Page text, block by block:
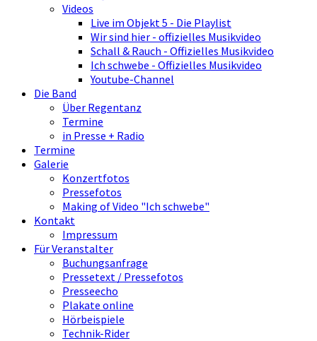
Videos
Live im Objekt 5 - Die Playlist
Wir sind hier - offizielles Musikvideo
Schall & Rauch - Offizielles Musikvideo
Ich schwebe - Offizielles Musikvideo
Youtube-Channel
Die Band
Über Regentanz
Termine
in Presse + Radio
Termine
Galerie
Konzertfotos
Pressefotos
Making of Video "Ich schwebe"
Kontakt
Impressum
Für Veranstalter
Buchungsanfrage
Pressetext / Pressefotos
Presseecho
Plakate online
Hörbeispiele
Technik-Rider